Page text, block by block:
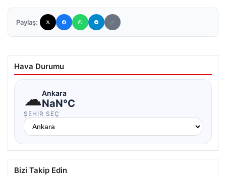
Paylaş:
Hava Durumu
☁Ankara
NaN°C
ŞEHIR SEÇ
Bizi Takip Edin